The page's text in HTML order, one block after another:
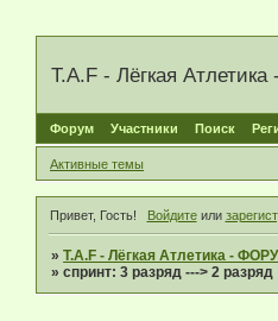
T.A.F - Лёгкая
Форум Участники Поиск
Активные темы
Привет, Гость! Войдитеили
»T.A.F - Лёгкая Атлетика -
»спринт: 3 разряд ---> 2 разряд